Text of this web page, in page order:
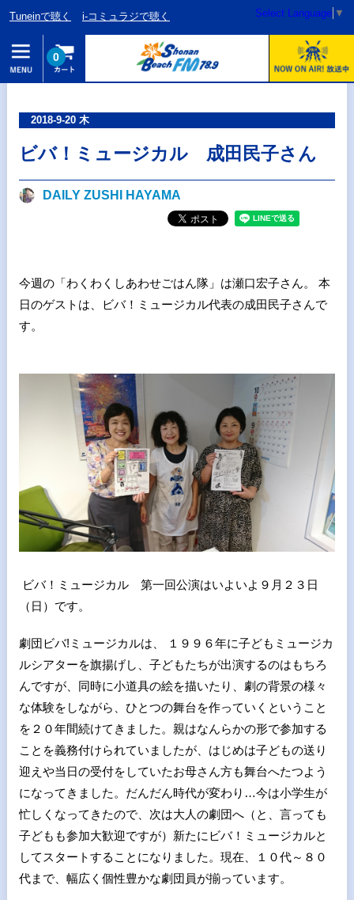
Tuneinで聴く i-コミュラジで聴く Select Language ▼
0
2018-9-20 木
ビバ！ミュージカル 成田民子さん
DAILY ZUSHI HAYAMA
今週の「わくわくしあわせごはん隊」は瀬口宏子さん。 本
日のゲストは、ビバ！ミュージカル代表の成田民子さんで
す。
ビバ！ミュージカル 第一回公演はいよいよ９月２３日
（日）です。
劇団ビバ!ミュージカルは、 １９９６年に子どもミュージカ
ルシアターを旗揚げし、子どもたちが出演するのはもちろ
んですが、同時に小道具の絵を描いたり、劇の背景の様々
な体験をしながら、ひとつの舞台を作っていくということ
を２０年間続けてきました。親はなんらかの形で参加する
ことを義務付けられていましたが、はじめは子どもの送り
迎えや当日の受付をしていたお母さん方も舞台へたつよう
になってきました。だんだん時代が変わり…今は小学生が
忙しくなってきたので、次は大人の劇団へ（と、言っても
子どもも参加大歓迎ですが）新たにビバ！ミュージカルと
してスタートすることになりました。現在、１０代～８０
代まで、幅広く個性豊かな劇団員が揃っています。